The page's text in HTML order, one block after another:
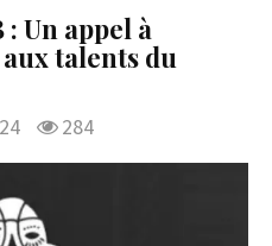
Un appel à
talents du
284